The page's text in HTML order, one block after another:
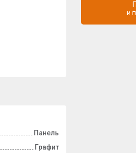
Панель
Графит
и